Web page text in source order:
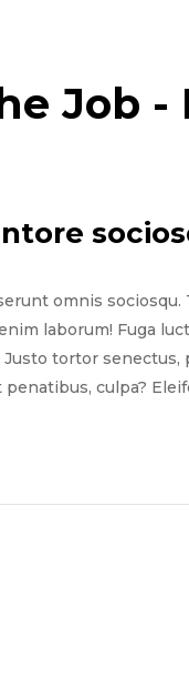
Job -
omnis sociosqu.
laborum! Fuga
tortor senectus,
culpa?